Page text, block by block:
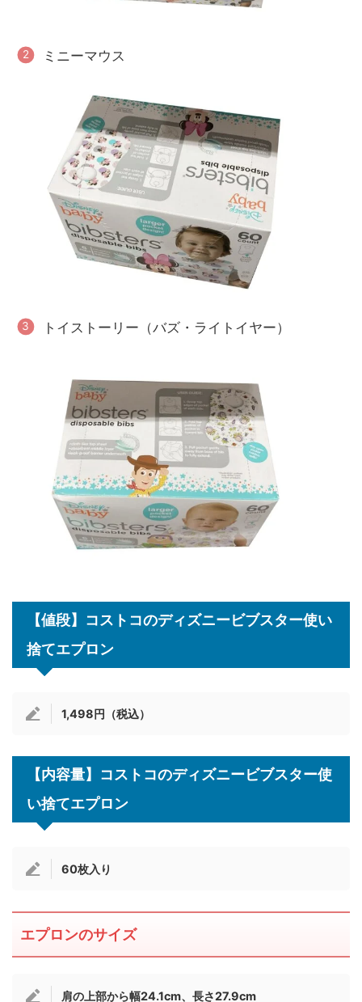
ミニーマウス
トイストーリー（バズ・ライトイヤー）
【値段】コストコのディズニービブスター使い
捨てエプロン
1,498円（税込）
【内容量】コストコのディズニービブスター使
い捨てエプロン
60枚入り
エプロンのサイズ
肩の上部から幅24.1cm、長さ27.9cm